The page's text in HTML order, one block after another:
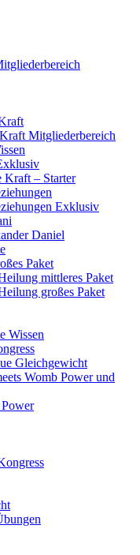
Mitgliederbereich
Kraft – Starter
Exklusiv
Daniel
Paket
mittleres Paket
großes Paket
Wissen
Gleichgewicht
Womb Power und